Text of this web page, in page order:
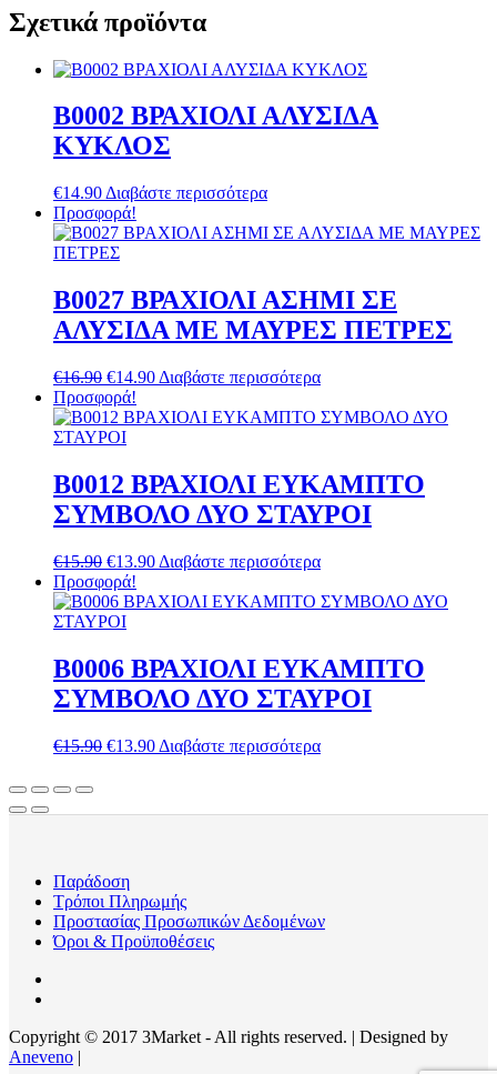
Σχετικά προϊόντα
B0002 ΒΡΑΧΙΟΛΙ ΑΛΥΣΙΔΑ
ΚΥΚΛΟΣ
€14.90 Διαβάστε περισσότερα
Προσφορά!
B0027 ΒΡΑΧΙΟΛΙ ΑΣΗΜΙ ΣΕ
ΑΛΥΣΙΔΑ ΜΕ ΜΑΥΡΕΣ ΠΕΤΡΕΣ
€16.90 Original
price
was:
€16.90.
€14.90Η
τιμή
Διαβάστε περισσότερα
Προσφορά!
B0012 ΒΡΑΧΙΟΛΙ ΕΥΚΑΜΠΤΟ
ΣΥΜΒΟΛΟ ΔΥΟ ΣΤΑΥΡΟΙ
€15.90 Original
price
was:
€15.90.
€13.90Η
τιμή
Διαβάστε περισσότερα
Προσφορά!
B0006 ΒΡΑΧΙΟΛΙ ΕΥΚΑΜΠΤΟ
ΣΥΜΒΟΛΟ ΔΥΟ ΣΤΑΥΡΟΙ
€15.90 Original
€13.90ΗΔιαβάστε περισσότερα
Παράδοση
Τρόποι Πληρωμής
Προστασίας Προσωπικών Δεδομένων
Όροι & Προϋποθέσεις
Copyright © 2017 3Market - All rights reserved. | Designed by
Aneveno |